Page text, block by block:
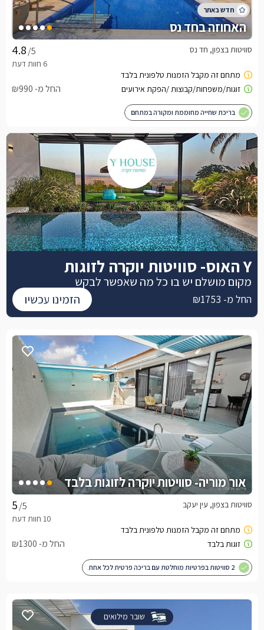
האחוזה בחד נס
/5 סוויטות בצפון, חד נס
החל מ- ₪990
בריכת שחייה מחוממת ומקורה במתחם
אור מוריה- סוויטות יוקרה לזוגות בלבד
/5 סוויטות בצפון, עין יעקב
החל מ- ₪1300
2 סוויטות בפרטיות מוחלטת עם בריכה פרטית לכל אחת
שובר מילואים
Y האוס- סוויטות יוקרה לזוגות
מקום מושלם יש בו כל מה שאפשר לבקש
החל מ- ₪1753 הזמינו עכשיו